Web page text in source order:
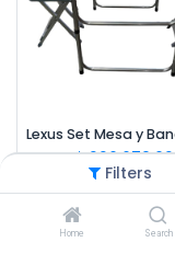
Filters
Home Search
$226.679,02